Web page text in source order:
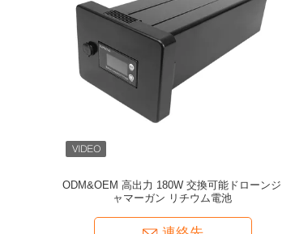
ODM&OEM 高出力 180W 交換可能ドローンジ
ャマーガン リチウム電池